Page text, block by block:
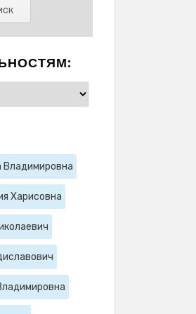
Владимировна
Харисовна